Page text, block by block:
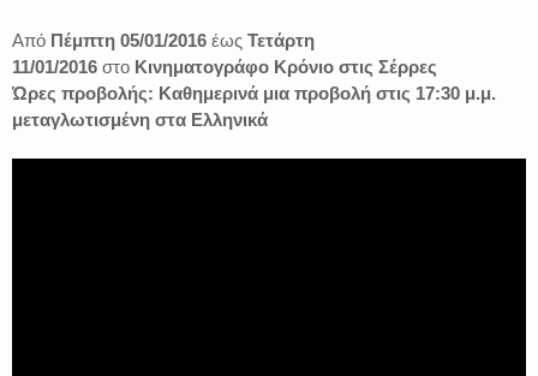
Από Πέμπτη 05/01/2016 έως Τετάρτη
11/01/2016 στο Κινηματογράφο Κρόνιο στις Σέρρες
Ώρες προβολής: Καθημερινά μια προβολή στις 17:30 μ.μ.
μεταγλωτισμένη στα Ελληνικά